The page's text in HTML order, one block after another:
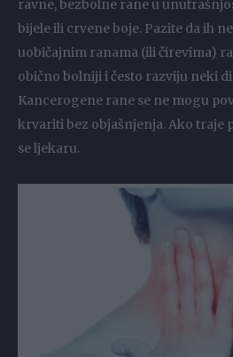
ravne, bezbolne rane u
bijele ili crvene boje. Pazite da ih
uobičajnim ranama (ili čirevima)
obično bolniji i često razviju neki
Kancerogene rane se ne mogu
krvariti bez objašnjenja. Ako traje
se ljekaru.